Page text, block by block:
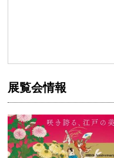
展覧会情報